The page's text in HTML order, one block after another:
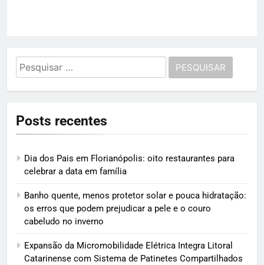
Pesquisar
por:
Posts recentes
Dia dos Pais em Florianópolis: oito restaurantes para
celebrar a data em família
Banho quente, menos protetor solar e pouca hidratação:
os erros que podem prejudicar a pele e o couro
cabeludo no inverno
Expansão da Micromobilidade Elétrica Integra Litoral
Catarinense com Sistema de Patinetes Compartilhados